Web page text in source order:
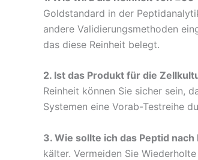
Goldstandard in der
andere Validierungsmethoden
das diese Reinheit belegt.
2. Ist das Produkt für die
Reinheit können Sie sicher sein,
Systemen eine Vorab-Testreihe
3. Wie sollte ich das Peptid nach
kälter. Vermeiden Sie